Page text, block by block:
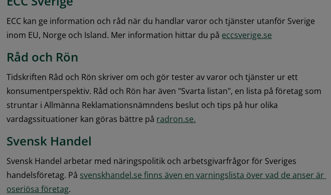
ECC kan ge information och råd när du handlar varor och tjänster utanför Sverige
inom EU, Norge och Island. Mer information hittar du på eccsverige.se
Råd och Rön
Tidskriften Råd och Rön skriver om och gör tester av varor och tjänster ur ett
konsumentperspektiv. Råd och Rön har även "Svarta listan", en lista på företag som
struntar i Allmänna Reklamationsnämndens beslut och tips på hur olika
vardagssituationer kan göras bättre på radron.se.
Svensk Handel
Svensk Handel arbetar med näringspolitik och arbetsgivarfrågor för Sveriges
handelsföretag. På svenskhandel.se finns även en varningslista över vad de anser är
oseriösa företag.